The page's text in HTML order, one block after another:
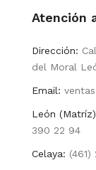
Atención
Dirección:
del Moral
Email:
León
390 22 94
Celaya: (461)